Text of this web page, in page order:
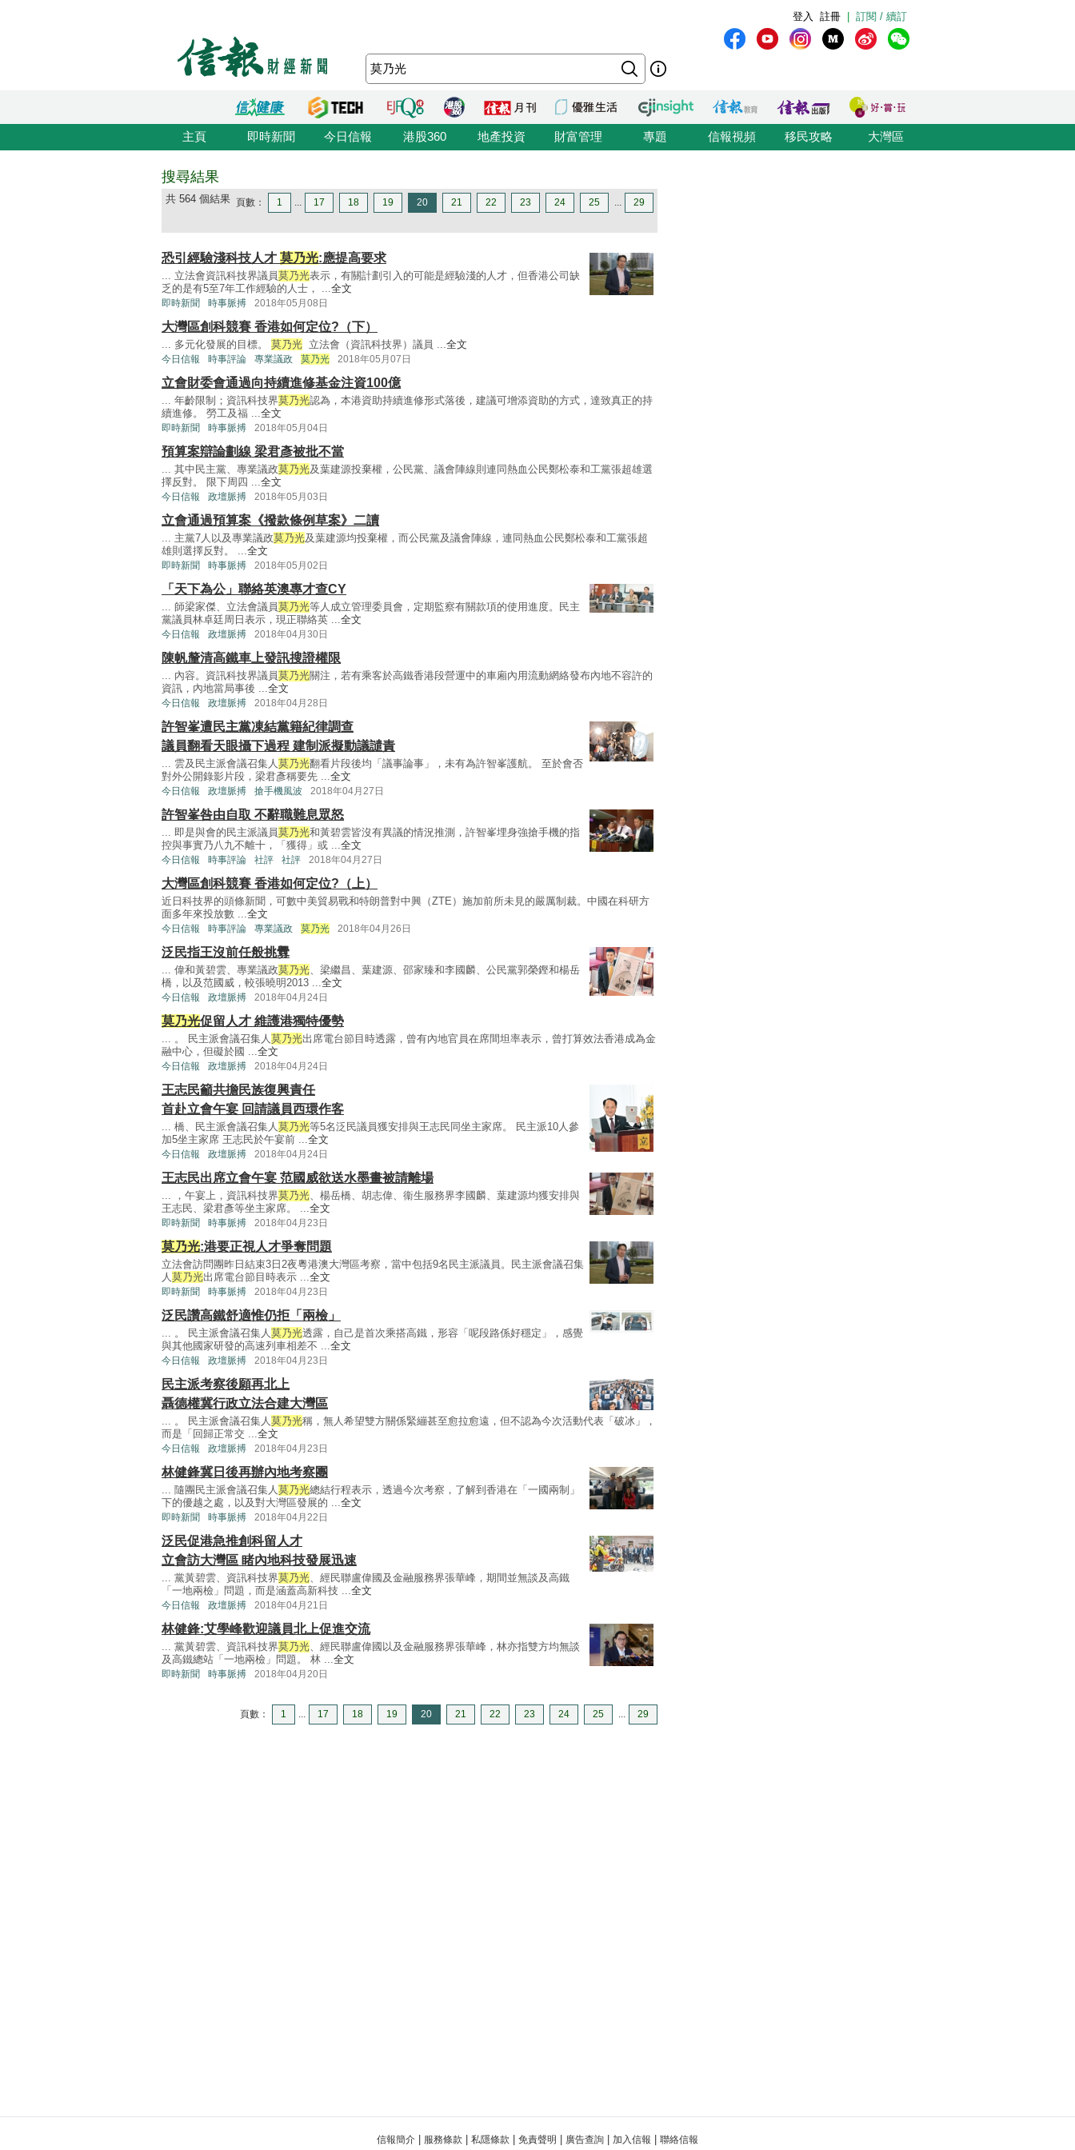
訂閱 / 續訂
註冊
登入
主頁 即時新聞 今日信報 港股360 地產投資 財富管理 專題 信報視頻 移民攻略 大灣區
搜尋結果
共 564 個結果 頁數： 1 ... 17 18 19 20 21 22 23 24 25 ... 29
恐引經驗淺科技人才 莫乃光:應提高要求
... 立法會資訊科技界議員莫乃光表示，有關計劃引入的可能是經驗淺的人才，但香港公司缺
乏的是有5至7年工作經驗的人士， ...全文
即時新聞 時事脈搏 2018年05月08日
大灣區創科競賽 香港如何定位?（下）
... 多元化發展的目標。 莫乃光 立法會（資訊科技界）議員 ...全文
今日信報 時事評論 專業議政 莫乃光 2018年05月07日
立會財委會通過向持續進修基金注資100億
... 年齡限制；資訊科技界莫乃光認為，本港資助持續進修形式落後，建議可增添資助的方式，達致真正的持
續進修。 勞工及福 ...全文
即時新聞 時事脈搏 2018年05月04日
預算案辯論劃線 梁君彥被批不當
... 其中民主黨、專業議政莫乃光及葉建源投棄權，公民黨、議會陣線則連同熱血公民鄭松泰和工黨張超雄選
擇反對。 限下周四 ...全文
今日信報 政壇脈搏 2018年05月03日
立會通過預算案《撥款條例草案》二讀
... 主黨7人以及專業議政莫乃光及葉建源均投棄權，而公民黨及議會陣線，連同熱血公民鄭松泰和工黨張超
雄則選擇反對。 ...全文
即時新聞 時事脈搏 2018年05月02日
「天下為公」聯絡英澳專才查CY
... 師梁家傑、立法會議員莫乃光等人成立管理委員會，定期監察有關款項的使用進度。民主
黨議員林卓廷周日表示，現正聯絡英 ...全文
今日信報 政壇脈搏 2018年04月30日
陳帆釐清高鐵車上發訊搜證權限
... 內容。資訊科技界議員莫乃光關注，若有乘客於高鐵香港段營運中的車廂內用流動網絡發布內地不容許的
資訊，內地當局事後 ...全文
今日信報 政壇脈搏 2018年04月28日
許智峯遭民主黨凍結黨籍紀律調查
議員翻看天眼攝下過程 建制派擬動議譴責
... 雲及民主派會議召集人莫乃光翻看片段後均「議事論事」，未有為許智峯護航。 至於會否
對外公開錄影片段，梁君彥稱要先 ...全文
今日信報 政壇脈搏 搶手機風波 2018年04月27日
許智峯咎由自取 不辭職難息眾怒
... 即是與會的民主派議員莫乃光和黃碧雲皆沒有異議的情況推測，許智峯埋身強搶手機的指
控與事實乃八九不離十，「獲得」或 ...全文
今日信報 時事評論 社評 社評 2018年04月27日
大灣區創科競賽 香港如何定位?（上）
近日科技界的頭條新聞，可數中美貿易戰和特朗普對中興（ZTE）施加前所未見的嚴厲制裁。中國在科研方
面多年來投放數 ...全文
今日信報 時事評論 專業議政 莫乃光 2018年04月26日
泛民指王沒前任般挑釁
... 偉和黃碧雲、專業議政莫乃光、梁繼昌、葉建源、邵家臻和李國麟、公民黨郭榮鏗和楊岳
橋，以及范國威，較張曉明2013 ...全文
今日信報 政壇脈搏 2018年04月24日
莫乃光促留人才 維護港獨特優勢
... 。 民主派會議召集人莫乃光出席電台節目時透露，曾有內地官員在席間坦率表示，曾打算效法香港成為金
融中心，但礙於國 ...全文
今日信報 政壇脈搏 2018年04月24日
王志民籲共擔民族復興責任
首赴立會午宴 回請議員西環作客
... 橋、民主派會議召集人莫乃光等5名泛民議員獲安排與王志民同坐主家席。 民主派10人參
加5坐主家席 王志民於午宴前 ...全文
今日信報 政壇脈搏 2018年04月24日
王志民出席立會午宴 范國威欲送水墨畫被請離場
... ，午宴上，資訊科技界莫乃光、楊岳橋、胡志偉、衞生服務界李國麟、葉建源均獲安排與
王志民、梁君彥等坐主家席。 ...全文
即時新聞 時事脈搏 2018年04月23日
莫乃光:港要正視人才爭奪問題
立法會訪問團昨日結束3日2夜粵港澳大灣區考察，當中包括9名民主派議員。民主派會議召集
人莫乃光出席電台節目時表示 ...全文
即時新聞 時事脈搏 2018年04月23日
泛民讚高鐵舒適惟仍拒「兩檢」
... 。 民主派會議召集人莫乃光透露，自己是首次乘搭高鐵，形容「呢段路係好穩定」，感覺
與其他國家研發的高速列車相差不 ...全文
今日信報 政壇脈搏 2018年04月23日
民主派考察後願再北上
聶德權冀行政立法合建大灣區
... 。 民主派會議召集人莫乃光稱，無人希望雙方關係緊繃甚至愈拉愈遠，但不認為今次活動代表「破冰」，
而是「回歸正常交 ...全文
今日信報 政壇脈搏 2018年04月23日
林健鋒冀日後再辦內地考察團
... 隨團民主派會議召集人莫乃光總結行程表示，透過今次考察，了解到香港在「一國兩制」
下的優越之處，以及對大灣區發展的 ...全文
即時新聞 時事脈搏 2018年04月22日
泛民促港急推創科留人才
立會訪大灣區 睹內地科技發展迅速
... 黨黃碧雲、資訊科技界莫乃光、經民聯盧偉國及金融服務界張華峰，期間並無談及高鐵
「一地兩檢」問題，而是涵蓋高新科技 ...全文
今日信報 政壇脈搏 2018年04月21日
林健鋒:艾學峰歡迎議員北上促進交流
... 黨黃碧雲、資訊科技界莫乃光、經民聯盧偉國以及金融服務界張華峰，林亦指雙方均無談
及高鐵總站「一地兩檢」問題。 林 ...全文
即時新聞 時事脈搏 2018年04月20日
頁數： 1 ... 17 18 19 20 21 22 23 24 25 ... 29
信報簡介 服務條款 私隱條款 免責聲明 廣告查詢 加入信報 聯絡信報